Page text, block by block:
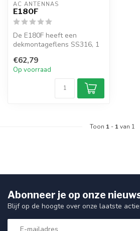
AC ANTENNAS
E180F
De E180F heeft een
dekmontageflens SS316, 1
€62,79
Op voorraad
Toon 1 - 1van 1
Abonneer je op onze
Blijf op de hoogte over onze laatste